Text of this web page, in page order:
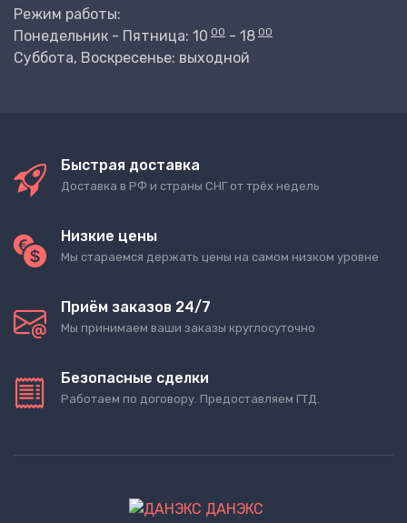
Режим работы:
Понедельник - Пятница: 10 00 - 18 00
Суббота, Воскресенье: выходной
Быстрая доставка
Доставка в РФ и страны СНГ от трёх недель
Низкие цены
Мы стараемся держать цены на самом низком уровне
Приём заказов 24/7
Мы принимаем ваши заказы круглосуточно
Безопасные сделки
Работаем по договору. Предоставляем ГТД.
ДАНЭКС